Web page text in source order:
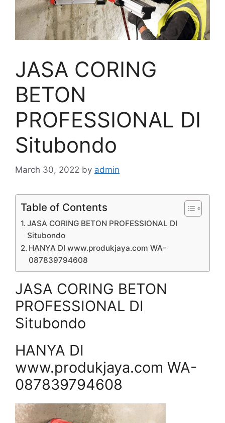
JASA CORING
BETON
PROFESSIONAL DI
Situbondo
March 30, 2022 by admin
Table of Contents
JASA CORING BETON PROFESSIONAL DI
Situbondo
HANYA DI www.produkjaya.com WA-
087839794608
JASA CORING BETON
PROFESSIONAL DI
Situbondo
HANYA DI
www.produkjaya.com WA-
087839794608